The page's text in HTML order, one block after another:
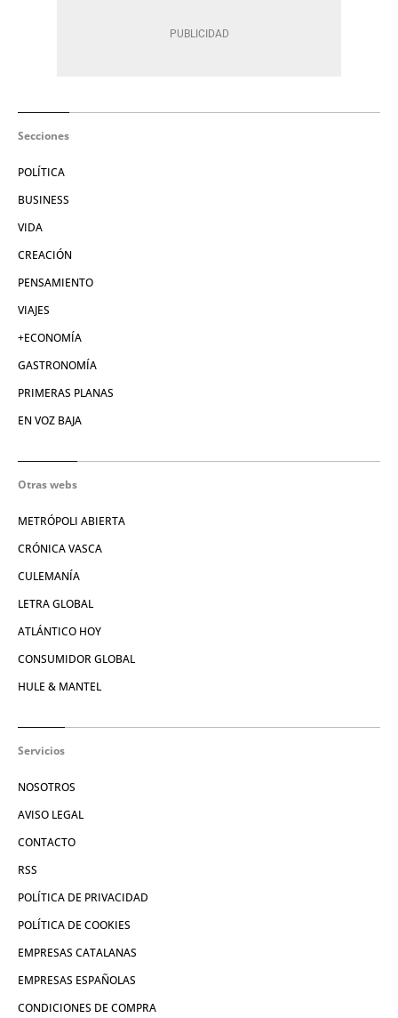
Secciones
POLÍTICA
BUSINESS
VIDA
CREACIÓN
PENSAMIENTO
VIAJES
+ECONOMÍA
GASTRONOMÍA
PRIMERAS PLANAS
EN VOZ BAJA
Otras webs
METRÓPOLI ABIERTA
CRÓNICA VASCA
CULEMANÍA
LETRA GLOBAL
ATLÁNTICO HOY
CONSUMIDOR GLOBAL
HULE & MANTEL
Servicios
NOSOTROS
AVISO LEGAL
CONTACTO
RSS
POLÍTICA DE PRIVACIDAD
POLÍTICA DE COOKIES
EMPRESAS CATALANAS
EMPRESAS ESPAÑOLAS
CONDICIONES DE COMPRA